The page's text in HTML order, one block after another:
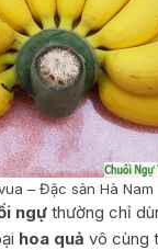
– Đặc sản Hà Nam
ngự thường chỉ
hoa quả vô cùng